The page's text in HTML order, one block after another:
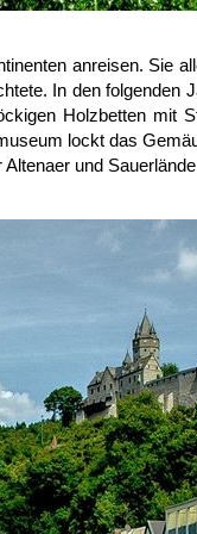
anreisen. Sie
In den folgenden
Holzbetten mit
lockt das
und